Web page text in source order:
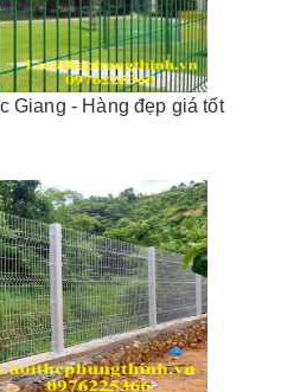
Giang - Hàng đẹp giá tốt